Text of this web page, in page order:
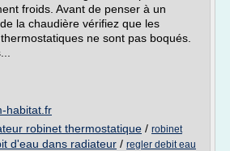
froids. Avant de penser à un
la chaudière vérifiez que les
ne sont pas boqués.
habitat.fr
robinet thermostatique / robinet
d'eau dans radiateur / regler debit eau